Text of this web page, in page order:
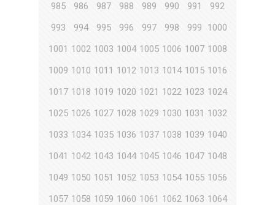
985
986 987 988 989 990 991
992
993
994 995 996 997 998 999
1000
1001 1002 1003 1004 1005 1006 1007 1008
1009 1010 1011 1012 1013 1014 1015 1016
1017 1018 1019 1020 1021 1022 1023 1024
1025 1026 1027 1028 1029 1030 1031 1032
1033 1034 1035 1036 1037 1038 1039 1040
1041 1042 1043 1044 1045 1046 1047 1048
1049 1050 1051 1052 1053 1054 1055 1056
1057 1058 1059 1060 1061 1062 1063 1064